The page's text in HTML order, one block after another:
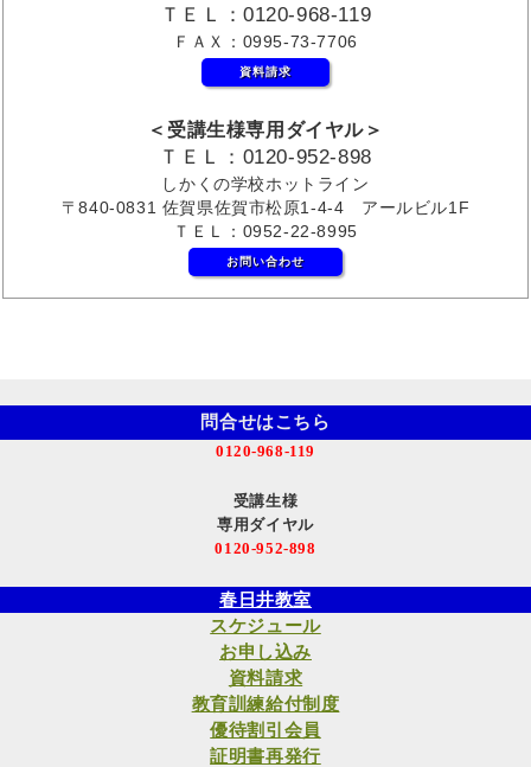
ＴＥＬ：0120-968-119
ＦＡＸ：0995-73-7706
資料請求
＜受講生様専用ダイヤル＞
ＴＥＬ：0120-952-898
しかくの学校ホットライン
〒840-0831 佐賀県佐賀市松原1-4-4 アールビル1F
ＴＥＬ：0952-22-8995
お問い合わせ
問合せはこちら
0120-968-119
受講生様
専用ダイヤル
0120-952-898
春日井教室
スケジュール
お申し込み
資料請求
教育訓練給付制度
優待割引会員
証明書再発行